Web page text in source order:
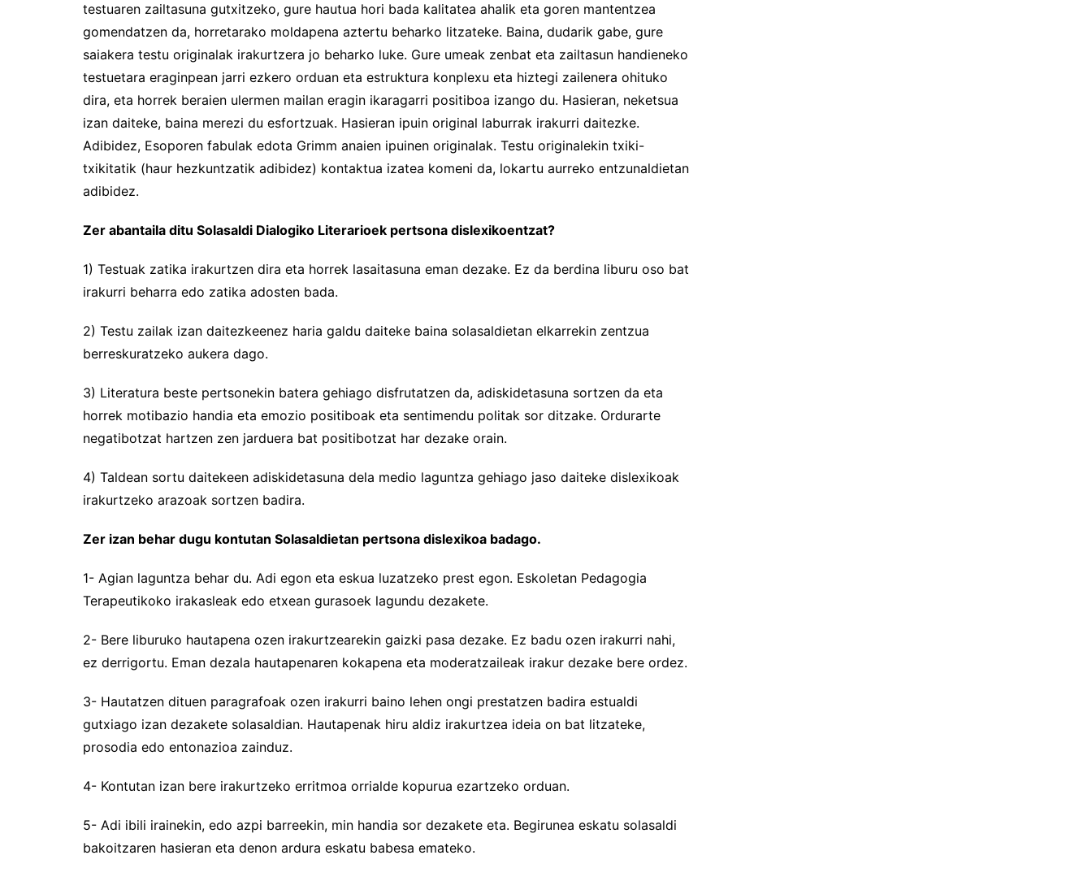
testuaren zailtasuna gutxitzeko, gure hautua hori bada kalitatea ahalik eta goren mantentzea
gomendatzen da, horretarako moldapena aztertu beharko litzateke. Baina, dudarik gabe, gure
saiakera testu originalak irakurtzera jo beharko luke. Gure umeak zenbat eta zailtasun handieneko
testuetara eraginpean jarri ezkero orduan eta estruktura konplexu eta hiztegi zailenera ohituko
dira, eta horrek beraien ulermen mailan eragin ikaragarri positiboa izango du. Hasieran, neketsua
izan daiteke, baina merezi du esfortzuak. Hasieran ipuin original laburrak irakurri daitezke.
Adibidez, Esoporen fabulak edota Grimm anaien ipuinen originalak. Testu originalekin txiki-
txikitatik (haur hezkuntzatik adibidez) kontaktua izatea komeni da, lokartu aurreko entzunaldietan
adibidez.
Zer abantaila ditu Solasaldi Dialogiko Literarioek pertsona dislexikoentzat?
1) Testuak zatika irakurtzen dira eta horrek lasaitasuna eman dezake. Ez da berdina liburu oso bat
irakurri beharra edo zatika adosten bada.
2) Testu zailak izan daitezkeenez haria galdu daiteke baina solasaldietan elkarrekin zentzua
berreskuratzeko aukera dago.
3) Literatura beste pertsonekin batera gehiago disfrutatzen da, adiskidetasuna sortzen da eta
horrek motibazio handia eta emozio positiboak eta sentimendu politak sor ditzake. Ordurarte
negatibotzat hartzen zen jarduera bat positibotzat har dezake orain.
4) Taldean sortu daitekeen adiskidetasuna dela medio laguntza gehiago jaso daiteke dislexikoak
irakurtzeko arazoak sortzen badira.
Zer izan behar dugu kontutan Solasaldietan pertsona dislexikoa badago.
1- Agian laguntza behar du. Adi egon eta eskua luzatzeko prest egon. Eskoletan Pedagogia
Terapeutikoko irakasleak edo etxean gurasoek lagundu dezakete.
2- Bere liburuko hautapena ozen irakurtzearekin gaizki pasa dezake. Ez badu ozen irakurri nahi,
ez derrigortu. Eman dezala hautapenaren kokapena eta moderatzaileak irakur dezake bere ordez.
3- Hautatzen dituen paragrafoak ozen irakurri baino lehen ongi prestatzen badira estualdi
gutxiago izan dezakete solasaldian. Hautapenak hiru aldiz irakurtzea ideia on bat litzateke,
prosodia edo entonazioa zainduz.
4- Kontutan izan bere irakurtzeko erritmoa orrialde kopurua ezartzeko orduan.
5- Adi ibili irainekin, edo azpi barreekin, min handia sor dezakete eta. Begirunea eskatu solasaldi
bakoitzaren hasieran eta denon ardura eskatu babesa emateko.